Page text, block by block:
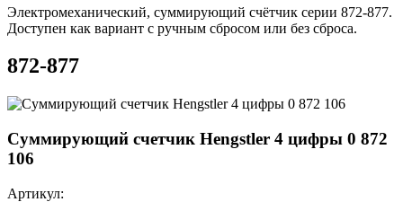
Электромеханический, суммирующий счётчик серии 872-877.
Доступен как вариант с ручным сбросом или без сброса.
872-877
Суммирующий счетчик Hengstler 4 цифры 0 872
106
Артикул: